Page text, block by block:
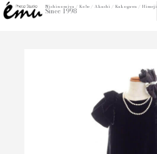
内
容
Nishinomiya / Kobe / Akashi / Kakogawa / Himeji
Since 1998